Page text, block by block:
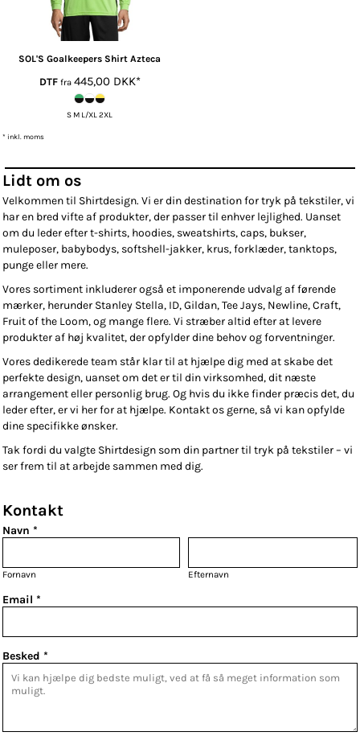
SOL'S Goalkeepers Shirt Azteca
DTFfra 445,00 DKK*
S M L/XL 2XL
* inkl. moms
Lidt om os
Velkommen til Shirtdesign. Vi er din destination for tryk på tekstiler, vi
har en bred vifte af produkter, der passer til enhver lejlighed. Uanset
om du leder efter t-shirts, hoodies, sweatshirts, caps, bukser,
muleposer, babybodys, softshell-jakker, krus, forklæder, tanktops,
punge eller mere.
Vores sortiment inkluderer også et imponerende udvalg af førende
mærker, herunder Stanley Stella, ID, Gildan, Tee Jays, Newline, Craft,
Fruit of the Loom, og mange flere. Vi stræber altid efter at levere
produkter af høj kvalitet, der opfylder dine behov og forventninger.
Vores dedikerede team står klar til at hjælpe dig med at skabe det
perfekte design, uanset om det er til din virksomhed, dit næste
arrangement eller personlig brug. Og hvis du ikke finder præcis det, du
leder efter, er vi her for at hjælpe. Kontakt os gerne, så vi kan opfylde
dine specifikke ønsker.
Tak fordi du valgte Shirtdesign som din partner til tryk på tekstiler – vi
ser frem til at arbejde sammen med dig.
Kontakt
Navn *
Fornavn Efternavn
Email *
Besked *